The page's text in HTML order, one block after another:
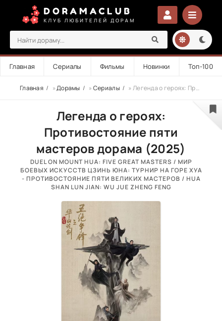
DORAMACLUB
КЛУБ ЛЮБИТЕЛЕЙ ДОРАМ
Главная Сериалы Фильмы Новинки Топ-100
Главная »Дорамы » Сериалы » Легенда о героях: Противостояние пяти мастеров
Легенда о героях:
Противостояние пяти
мастеров дорама (2025)
DUEL ON MOUNT HUA: FIVE GREAT MASTERS / МИР
БОЕВЫХ ИСКУССТВ ЦЗИНЬ ЮНА: ТУРНИР НА ГОРЕ ХУА
- ПРОТИВОСТОЯНИЕ ПЯТИ ВЕЛИКИХ МАСТЕРОВ / HUA
SHAN LUN JIAN: WU JUE ZHENG FENG